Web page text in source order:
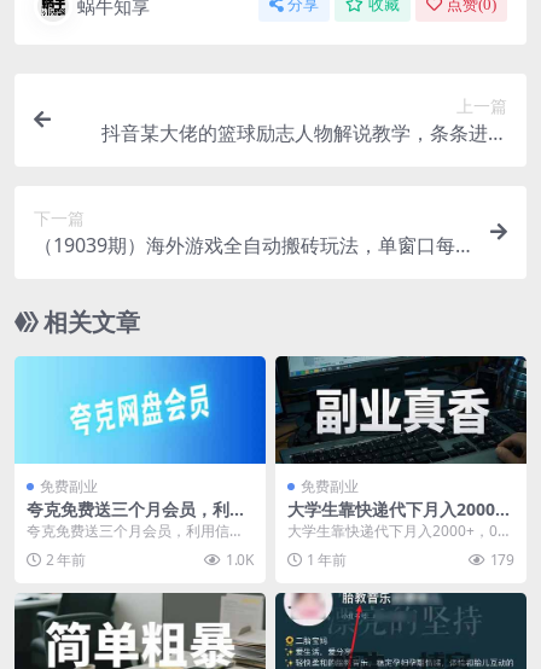
蜗牛知享 分享 收藏 点赞(0)
上一篇
抖音某大佬的篮球励志人物解说教学，条条进精
下一篇
（19039期）海外游戏全自动搬砖玩法，单窗口每
相关文章
免费副业
夸克免费送三个月会员，利用
信息差赚零花钱！
夸克免费送三个月会员，利用信息
差赚零花钱！ 夸克网盘拉新，这两
年一直都算比较火爆...
2 年前 1.0K
免费副业
大学生靠快递代下月入2000
+，0成本副业真香！手把手教
大学生靠快递代下月入2000+，0成
本副业真香！手把手教你躺赚奶茶
钱！ 上周，粉...
1 年前 179